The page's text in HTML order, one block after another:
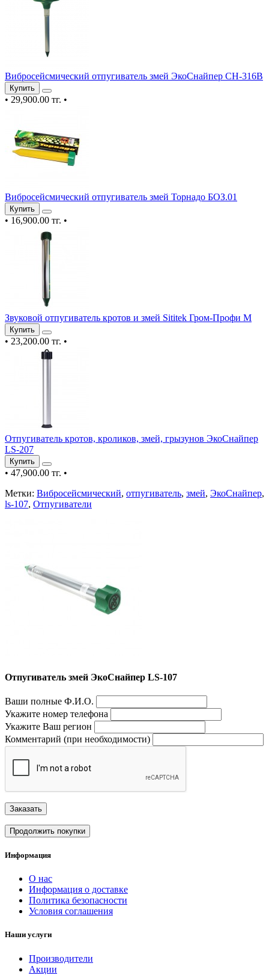
Вибросейсмический отпугиватель змей ЭкоСнайпер CH-316B
Купить
• 29,900.00 тг. •
Вибросейсмический отпугиватель змей Торнадо БОЗ.01
Купить
• 16,900.00 тг. •
Звуковой отпугиватель кротов и змей Sititek Гром-Профи М
Купить
• 23,200.00 тг. •
Отпугиватель кротов, кроликов, змей, грызунов ЭкоСнайпер
LS-207
Купить
• 47,900.00 тг. •
Метки: Вибросейсмический, отпугиватель, змей, ЭкоСнайпер,
ls-107, Отпугиватели
Отпугиватель змей ЭкоСнайпер LS-107
Ваши полные Ф.И.О.
Укажите номер телефона
Укажите Ваш регион
Комментарий (при необходимости)
Заказать
Продолжить покупки
Информация
О нас
Информация о доставке
Политика безопасности
Условия соглашения
Наши услуги
Производители
Акции